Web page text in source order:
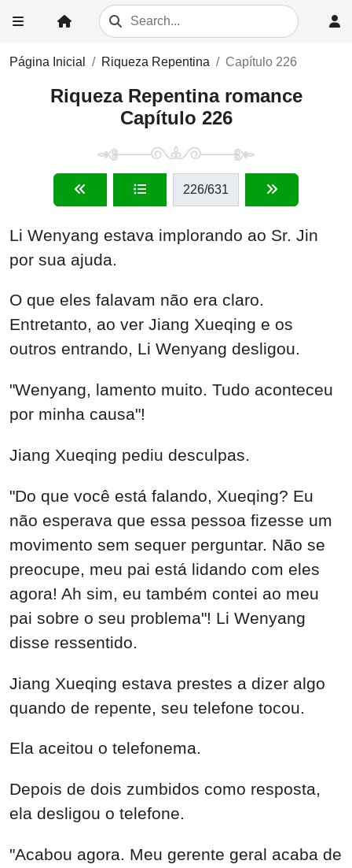
Página Inicial Riqueza Repentina Capítulo 226
Riqueza Repentina romance
Capítulo 226
226/631
Li Wenyang estava implorando ao Sr. Jin
por sua ajuda.
O que eles falavam não era claro.
Entretanto, ao ver Jiang Xueqing e os
outros entrando, Li Wenyang desligou.
"Wenyang, lamento muito. Tudo aconteceu
por minha causa"!
Jiang Xueqing pediu desculpas.
"Do que você está falando, Xueqing? Eu
não esperava que essa pessoa fizesse um
movimento sem sequer perguntar. Não se
preocupe, meu pai está lidando com eles
agora! Ah sim, eu também contei ao meu
pai sobre o seu problema"! Li Wenyang
disse ressentido.
Jiang Xueqing estava prestes a dizer algo
quando de repente, seu telefone tocou.
Ela aceitou o telefonema.
Depois de dois zumbidos como resposta,
ela desligou o telefone.
"Acabou agora. Meu gerente geral acaba de